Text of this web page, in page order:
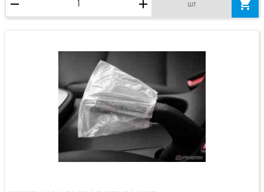
remove add шт 